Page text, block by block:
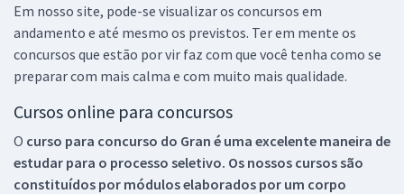
Em nosso site, pode-se visualizar os concursos em
andamento e até mesmo os previstos. Ter em mente os
concursos que estão por vir faz com que você tenha como se
preparar com mais calma e com muito mais qualidade.
Cursos online para concursos
O curso para concurso do Gran é uma excelente maneira de
estudar para o processo seletivo. Os nossos cursos são
constituídos por módulos elaborados por um corpo